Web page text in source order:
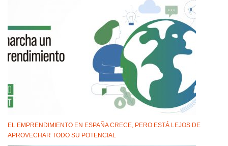
EL EMPRENDIMIENTO EN ESPAÑA CRECE, PERO ESTÁ LEJOS DE
APROVECHAR TODO SU POTENCIAL